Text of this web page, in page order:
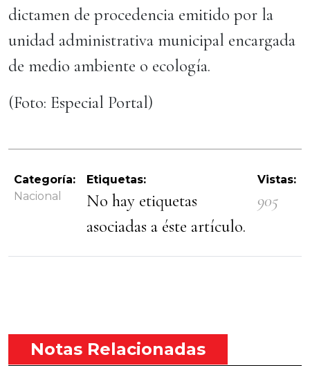
dictamen de procedencia emitido por la
unidad administrativa municipal encargada
de medio ambiente o ecología.
(Foto: Especial Portal)
Categoría:
Nacional
Etiquetas:
No hay etiquetas
asociadas a éste artículo.
Vistas:
905
Notas Relacionadas